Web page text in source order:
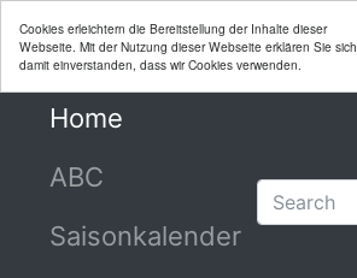
Cookies erleichtern die Bereitstellung der Inhalte dieser
Webseite. Mit der Nutzung dieser Webseite erklären Sie sich
damit einverstanden, dass wir Cookies verwenden.
Home
ABC
Saisonkalender